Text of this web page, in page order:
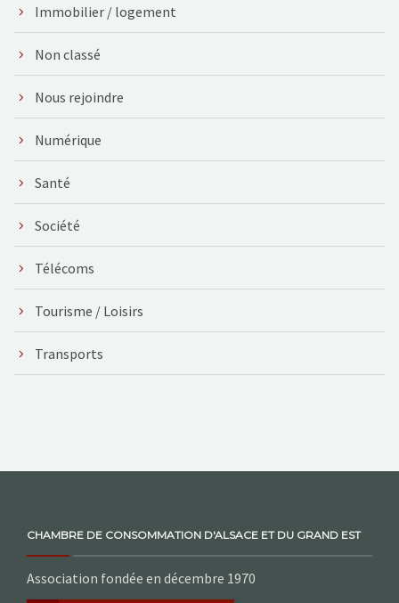
Immobilier / logement
Non classé
Nous rejoindre
Numérique
Santé
Société
Télécoms
Tourisme / Loisirs
Transports
CHAMBRE DE CONSOMMATION D'ALSACE ET DU GRAND EST
Association fondée en décembre 1970